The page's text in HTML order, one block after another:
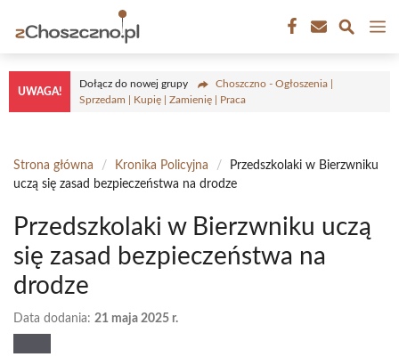
treści
UWAGA!
Dołącz do nowej grupy
Choszczno - Ogłoszenia |
Sprzedam | Kupię | Zamienię | Praca
Strona główna / Kronika Policyjna /
Przedszkolaki w Bierzwniku
uczą się zasad bezpieczeństwa na drodze
Przedszkolaki w Bierzwniku uczą
się zasad bezpieczeństwa na
drodze
Data dodania: 21 maja 2025 r.